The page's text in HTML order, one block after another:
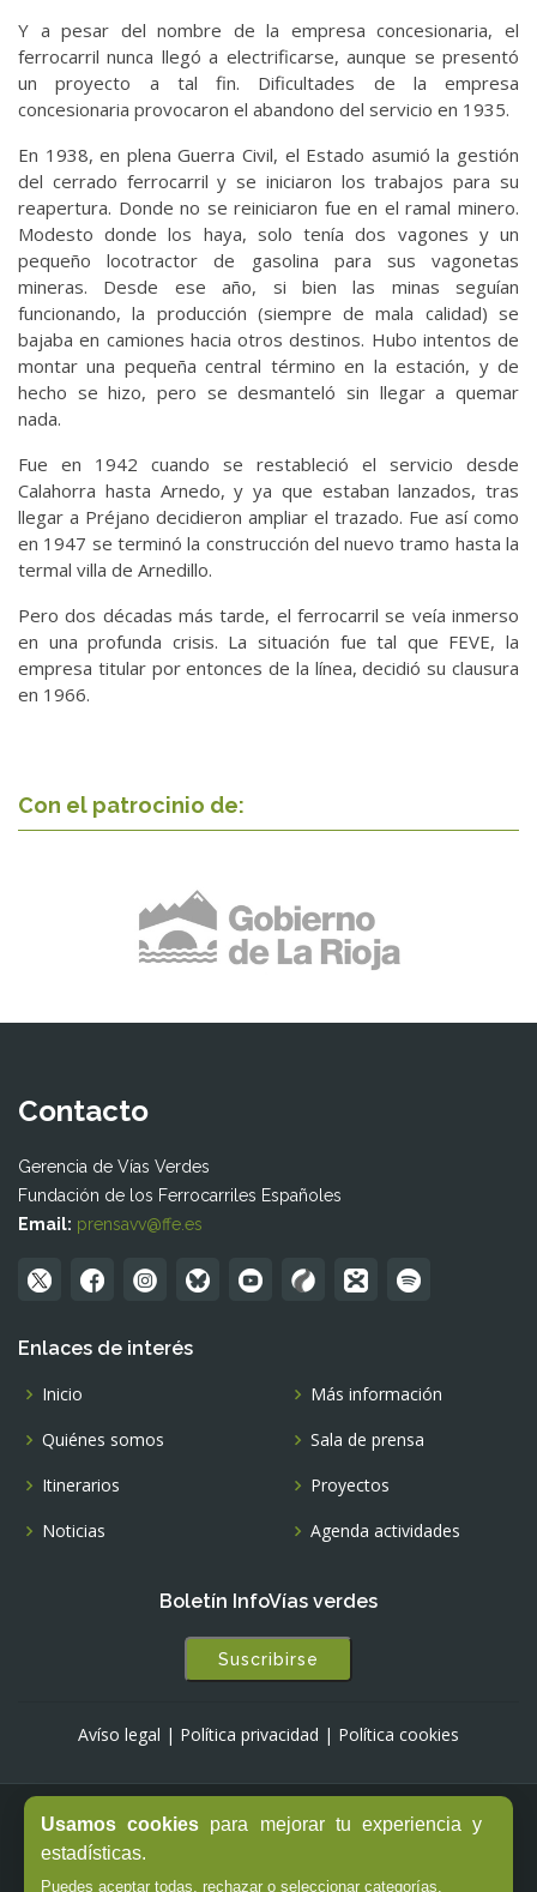
Usamos cookies para mejorar tu experiencia y
estadísticas.
Puedes aceptar todas, rechazar o seleccionar categorías.
Y a pesar del nombre de la empresa concesionaria, el
ferrocarril nunca llegó a electrificarse, aunque se presentó
un proyecto a tal fin. Dificultades de la empresa
concesionaria provocaron el abandono del servicio en 1935.
En 1938, en plena Guerra Civil, el Estado asumió la gestión
del cerrado ferrocarril y se iniciaron los trabajos para su
reapertura. Donde no se reiniciaron fue en el ramal minero.
Modesto donde los haya, solo tenía dos vagones y un
pequeño locotractor de gasolina para sus vagonetas
mineras. Desde ese año, si bien las minas seguían
funcionando, la producción (siempre de mala calidad) se
bajaba en camiones hacia otros destinos. Hubo intentos de
montar una pequeña central término en la estación, y de
hecho se hizo, pero se desmanteló sin llegar a quemar
nada.
Fue en 1942 cuando se restableció el servicio desde
Calahorra hasta Arnedo, y ya que estaban lanzados, tras
llegar a Préjano decidieron ampliar el trazado. Fue así como
en 1947 se terminó la construcción del nuevo tramo hasta la
termal villa de Arnedillo.
Pero dos décadas más tarde, el ferrocarril se veía inmerso
en una profunda crisis. La situación fue tal que FEVE, la
empresa titular por entonces de la línea, decidió su clausura
en 1966.
Con el patrocinio de:
Contacto
Gerencia de Vías Verdes
Fundación de los Ferrocarriles Españoles
Email: prensavv@ffe.es
Enlaces de interés
Inicio
Quiénes somos
Itinerarios
Noticias
Más información
Sala de prensa
Proyectos
Agenda actividades
Boletín InfoVías verdes
Suscribirse
Avíso legal | Política privacidad | Política cookies
© Copyright - Fundación de los Ferrocarriles Españoles